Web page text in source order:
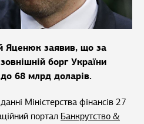
Яценюк заявив, що за
борг України
68 млрд доларів.
Міністерства фінансів 27
портал Банкрутство &